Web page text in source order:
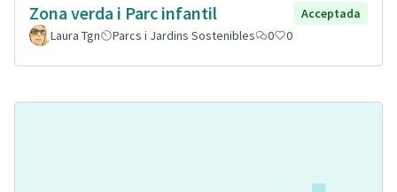
Zona verda i Parc infantil
Acceptada
Laura Tgn
Parcs i Jardins Sostenibles 0 0